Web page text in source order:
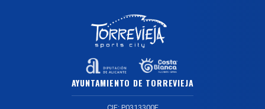
AYUNTAMIENTO DE TORREVIEJA